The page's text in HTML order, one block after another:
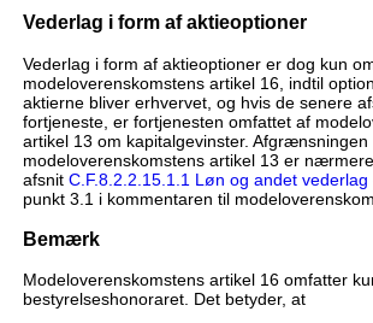
Vederlag i form af aktieoptioner
Vederlag i form af aktieoptioner er dog kun
modeloverenskomstens artikel 16, indtil
aktierne bliver erhvervet, og hvis de senere
fortjeneste, er fortjenesten omfattet af
artikel 13 om kapitalgevinster. Afgrænsningen
modeloverenskomstens artikel 13 er
afsnit C.F.8.2.2.15.1.1 Løn og andet vederlag
punkt 3.1 i kommentaren til
Bemærk
Modeloverenskomstens artikel 16 omfatter
bestyrelseshonoraret. Det betyder, at